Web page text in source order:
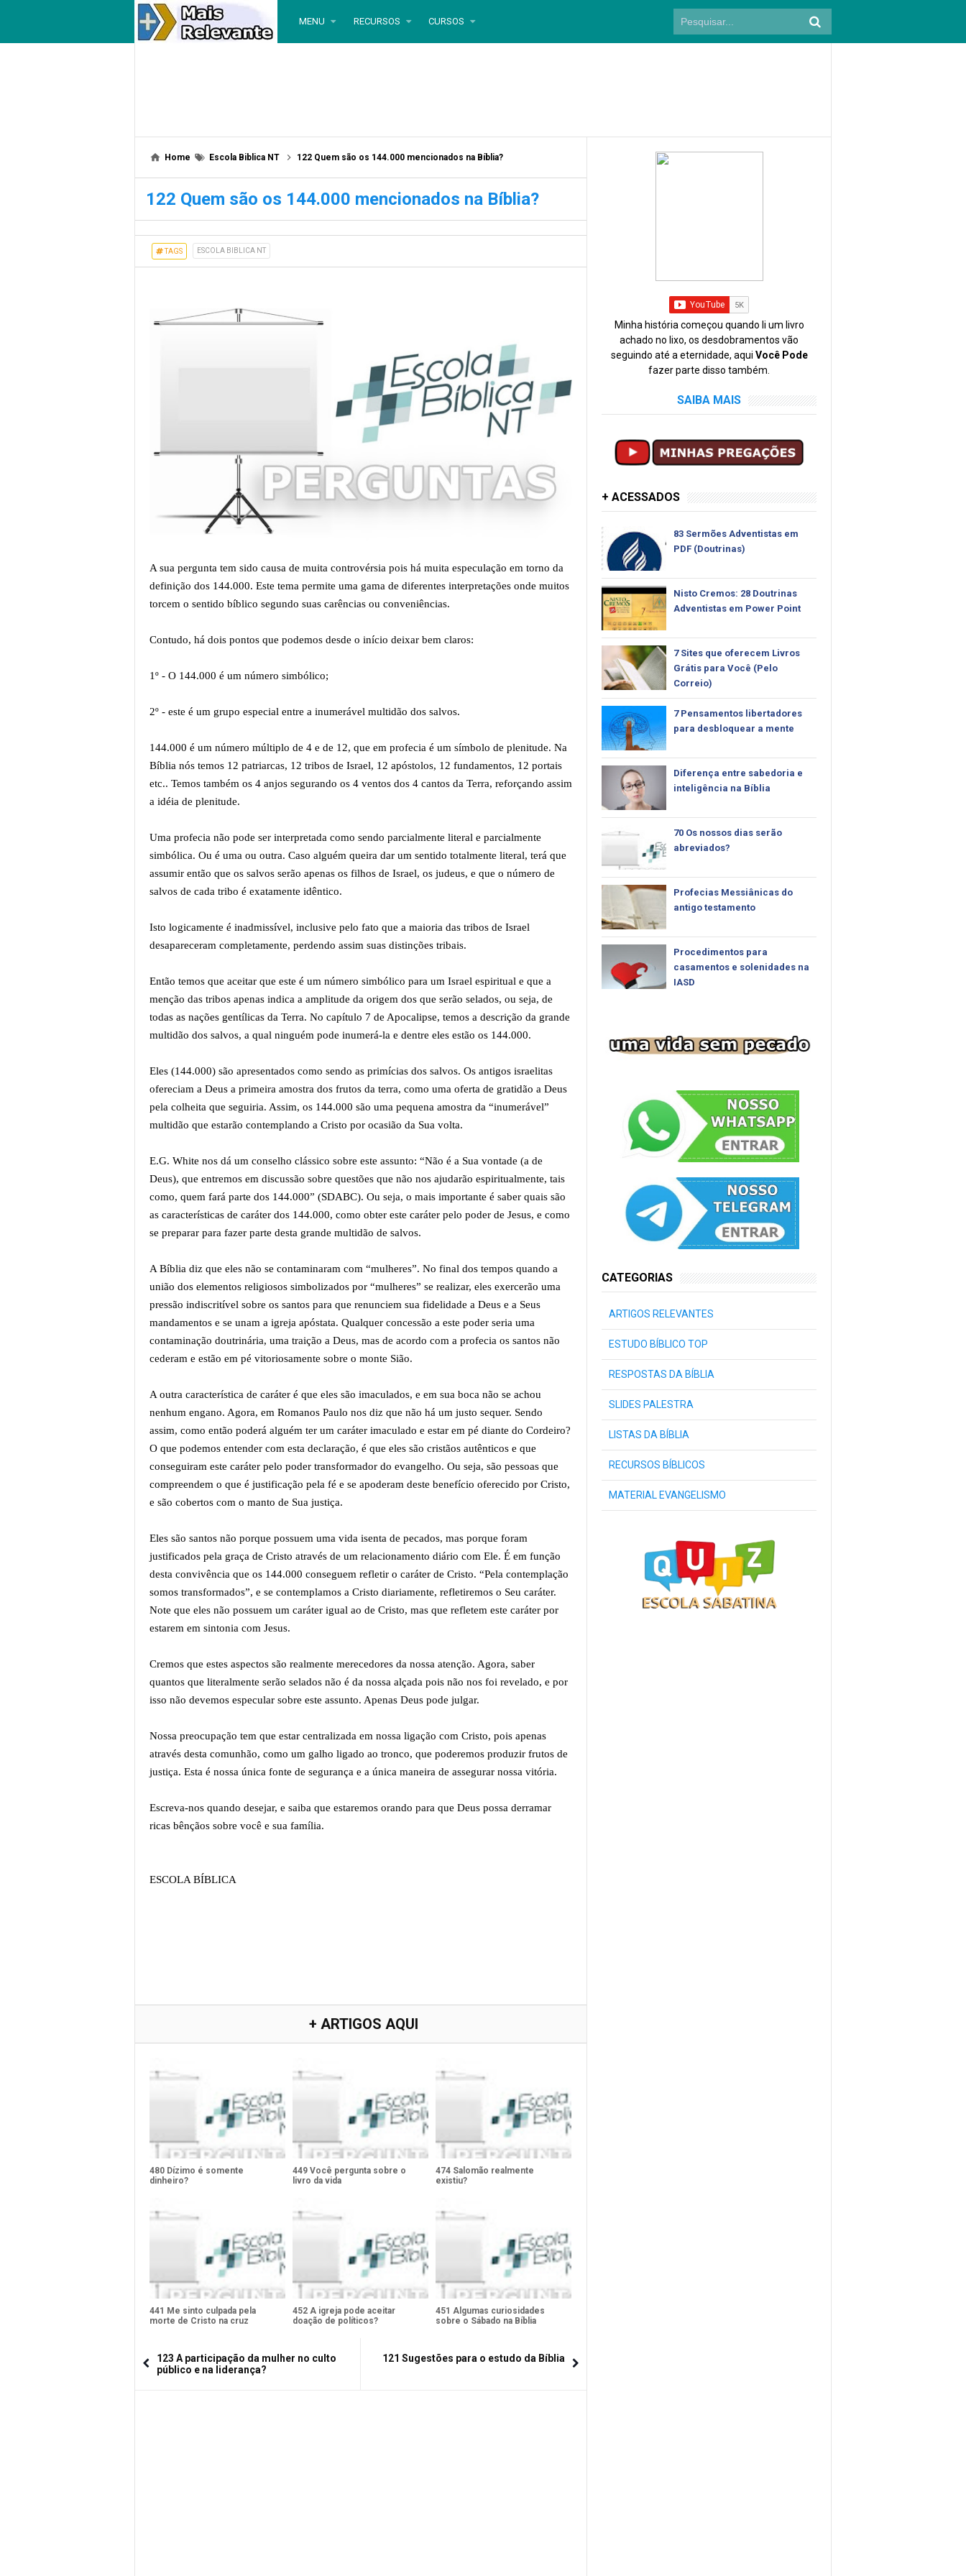
MENU RECURSOS CURSOS
Home Escola Biblica NT 122 Quem são os 144.000 mencionados na Bíblia?
122 Quem são os 144.000 mencionados na Bíblia?
TAGS ESCOLA BIBLICA NT
A sua pergunta tem sido causa de muita controvérsia pois há muita especulação em torno da
definição dos 144.000. Este tema permite uma gama de diferentes interpretações onde muitos
torcem o sentido bíblico segundo suas carências ou conveniências.
Contudo, há dois pontos que podemos desde o início deixar bem claros:
1º - O 144.000 é um número simbólico;
2º - este é um grupo especial entre a inumerável multidão dos salvos.
144.000 é um número múltiplo de 4 e de 12, que em profecia é um símbolo de plenitude. Na
Bíblia nós temos 12 patriarcas, 12 tribos de Israel, 12 apóstolos, 12 fundamentos, 12 portais
etc.. Temos também os 4 anjos segurando os 4 ventos dos 4 cantos da Terra, reforçando assim
a idéia de plenitude.
Uma profecia não pode ser interpretada como sendo parcialmente literal e parcialmente
simbólica. Ou é uma ou outra. Caso alguém queira dar um sentido totalmente literal, terá que
assumir então que os salvos serão apenas os filhos de Israel, os judeus, e que o número de
salvos de cada tribo é exatamente idêntico.
Isto logicamente é inadmissível, inclusive pelo fato que a maioria das tribos de Israel
desapareceram completamente, perdendo assim suas distinções tribais.
Então temos que aceitar que este é um número simbólico para um Israel espiritual e que a
menção das tribos apenas indica a amplitude da origem dos que serão selados, ou seja, de
todas as nações gentílicas da Terra. No capítulo 7 de Apocalipse, temos a descrição da grande
multidão dos salvos, a qual ninguém pode inumerá-la e dentre eles estão os 144.000.
Eles (144.000) são apresentados como sendo as primícias dos salvos. Os antigos israelitas
ofereciam a Deus a primeira amostra dos frutos da terra, como uma oferta de gratidão a Deus
pela colheita que seguiria. Assim, os 144.000 são uma pequena amostra da “inumerável”
multidão que estarão contemplando a Cristo por ocasião da Sua volta.
E.G. White nos dá um conselho clássico sobre este assunto: “Não é a Sua vontade (a de
Deus), que entremos em discussão sobre questões que não nos ajudarão espiritualmente, tais
como, quem fará parte dos 144.000” (SDABC). Ou seja, o mais importante é saber quais são
as características de caráter dos 144.000, como obter este caráter pelo poder de Jesus, e como
se preparar para fazer parte desta grande multidão de salvos.
A Bíblia diz que eles não se contaminaram com “mulheres”. No final dos tempos quando a
união dos elementos religiosos simbolizados por “mulheres” se realizar, eles exercerão uma
pressão indiscritível sobre os santos para que renunciem sua fidelidade a Deus e a Seus
mandamentos e se unam a igreja apóstata. Qualquer concessão a este poder seria uma
contaminação doutrinária, uma traição a Deus, mas de acordo com a profecia os santos não
cederam e estão em pé vitoriosamente sobre o monte Sião.
A outra característica de caráter é que eles são imaculados, e em sua boca não se achou
nenhum engano. Agora, em Romanos Paulo nos diz que não há um justo sequer. Sendo
assim, como então poderá alguém ter um caráter imaculado e estar em pé diante do Cordeiro?
O que podemos entender com esta declaração, é que eles são cristãos autênticos e que
conseguiram este caráter pelo poder transformador do evangelho. Ou seja, são pessoas que
compreendem o que é justificação pela fé e se apoderam deste benefício oferecido por Cristo,
e são cobertos com o manto de Sua justiça.
Eles são santos não porque possuem uma vida isenta de pecados, mas porque foram
justificados pela graça de Cristo através de um relacionamento diário com Ele. É em função
desta convivência que os 144.000 conseguem refletir o caráter de Cristo. “Pela contemplação
somos transformados”, e se contemplamos a Cristo diariamente, refletiremos o Seu caráter.
Note que eles não possuem um caráter igual ao de Cristo, mas que refletem este caráter por
estarem em sintonia com Jesus.
Cremos que estes aspectos são realmente merecedores da nossa atenção. Agora, saber
quantos que literalmente serão selados não é da nossa alçada pois não nos foi revelado, e por
isso não devemos especular sobre este assunto. Apenas Deus pode julgar.
Nossa preocupação tem que estar centralizada em nossa ligação com Cristo, pois apenas
através desta comunhão, como um galho ligado ao tronco, que poderemos produzir frutos de
justiça. Esta é nossa única fonte de segurança e a única maneira de assegurar nossa vitória.
Escreva-nos quando desejar, e saiba que estaremos orando para que Deus possa derramar
ricas bênçãos sobre você e sua família.
ESCOLA BÍBLICA
+ ARTIGOS AQUI
480 Dízimo é somente
dinheiro?
449 Você pergunta sobre o
livro da vida
474 Salomão realmente
existiu?
441 Me sinto culpada pela
morte de Cristo na cruz
452 A igreja pode aceitar
doação de políticos?
451 Algumas curiosidades
sobre o Sábado na Bíblia
123 A participação da mulher no culto
público e na liderança?
121 Sugestões para o estudo da Bíblia
Minha história começou quando li um livro
achado no lixo, os desdobramentos vão
seguindo até a eternidade, aqui Você Pode
fazer parte disso também.
SAIBA MAIS
+ ACESSADOS
83 Sermões Adventistas em
PDF (Doutrinas)
Nisto Cremos: 28 Doutrinas
Adventistas em Power Point
7 Sites que oferecem Livros
Grátis para Você (Pelo
Correio)
7 Pensamentos libertadores
para desbloquear a mente
Diferença entre sabedoria e
inteligência na Bíblia
70 Os nossos dias serão
abreviados?
Profecias Messiânicas do
antigo testamento
Procedimentos para
casamentos e solenidades na
IASD
CATEGORIAS
ARTIGOS RELEVANTES
ESTUDO BÍBLICO TOP
RESPOSTAS DA BÍBLIA
SLIDES PALESTRA
LISTAS DA BÍBLIA
RECURSOS BÍBLICOS
MATERIAL EVANGELISMO